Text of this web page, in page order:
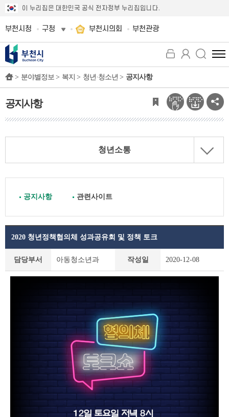
이 누리집은 대한민국 공식 전자정부 누리집입니다.
부천시청 구청 부천시의회 부천관광
전
체
뉴
보
기
> 분야별정보 > 복지 > 청년·청소년 > 공지사항
공지사항
청년소통
공지사항 관련사이트
사
2020 청년정책협의체 성과공유회 및 정책 토크
담당부서 아동청소년과 작성일 2020-12-08